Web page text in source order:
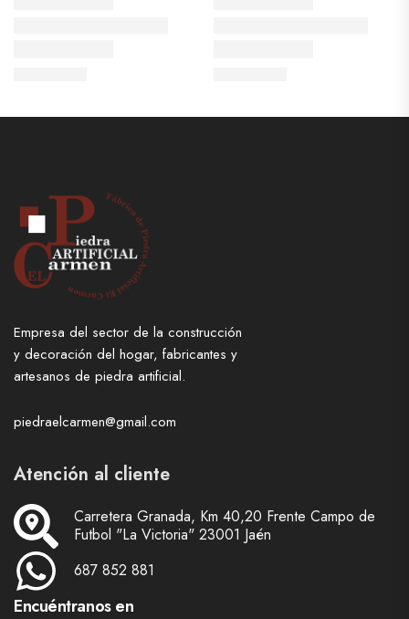
Empresa del sector de la construcción
y decoración del hogar, fabricantes y
artesanos de piedra artificial.
piedraelcarmen@gmail.com
Atención al cliente
Carretera Granada, Km 40,20 Frente Campo de
Futbol "La Victoria" 23001 Jaén
687 852 881
Encuéntranos en